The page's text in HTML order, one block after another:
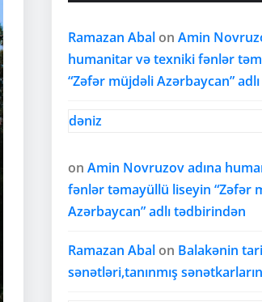
Ramazan Abal on Amin
humanitar və texniki fənlər
“Zəfər müjdəli Azərbaycan”
dəniz
on Amin Novruzov adına
fənlər təmayüllü liseyin “Zəfər
Azərbaycan” adlı tədbirindən
Ramazan Abal on Balakənin
sənətləri,tanınmış